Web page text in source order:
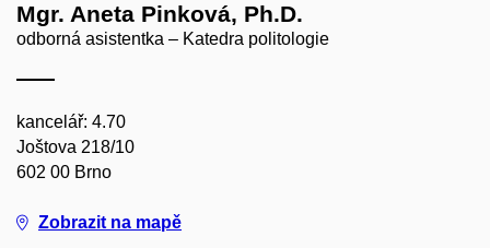
Mgr. Aneta Pinková, Ph.D.
odborná asistentka – Katedra politologie
kancelář: 4.70
Joštova 218/10
602 00 Brno
Zobrazit na mapě